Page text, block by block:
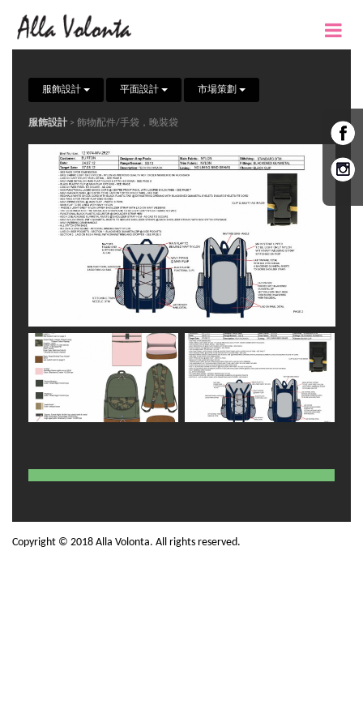
服飾設計 平面設計 市場策劃
服飾設計 > 飾物配件/手袋，晚裝袋
Copyright © 2018 Alla Volonta. All rights reserved.